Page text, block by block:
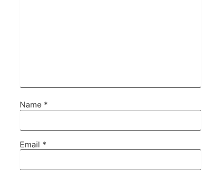
Name *
Email *